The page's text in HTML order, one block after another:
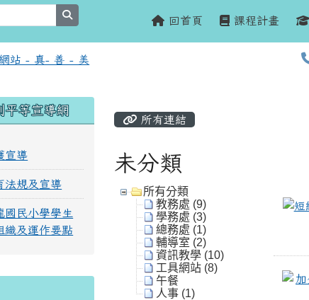
回首頁 課程計畫
所有連結
未分類
所有分類
教務處 (9)
學務處 (3)
總務處 (1)
輔導室 (2)
資訊教學 (10)
工具網站 (8)
午餐
人事 (1)
平等宣導網
宣導
法規及宣導
國民小學學生
織及運作要點